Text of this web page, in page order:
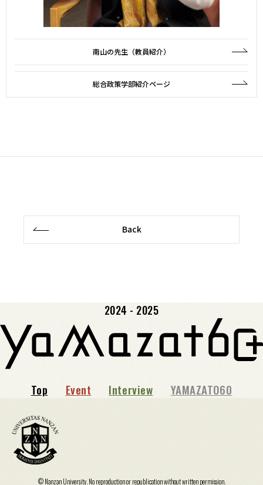
南山の先生（教員紹介）
総合政策学部紹介ページ
Back
2024 - 2025
Top Event Interview YAMAZATO60
© Nanzan University. No reproduction or republication without written permission.